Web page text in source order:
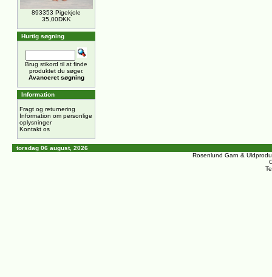
893353 Pigekjole
35,00DKK
Hurtig søgning
Brug stikord til at finde
produktet du søger.
Avanceret søgning
Information
Fragt og returnering
Information om personlige
oplysninger
Kontakt os
torsdag 06 august, 2026
Rosenlund Garn &